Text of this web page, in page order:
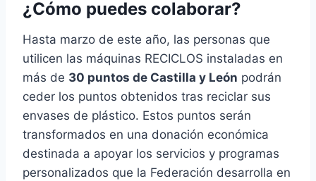
¿Cómo puedes colaborar?
Hasta marzo de este año, las personas que
utilicen las máquinas RECICLOS instaladas en
más de 30 puntos de Castilla y León podrán
ceder los puntos obtenidos tras reciclar sus
envases de plástico. Estos puntos serán
transformados en una donación económica
destinada a apoyar los servicios y programas
personalizados que la Federación desarrolla en